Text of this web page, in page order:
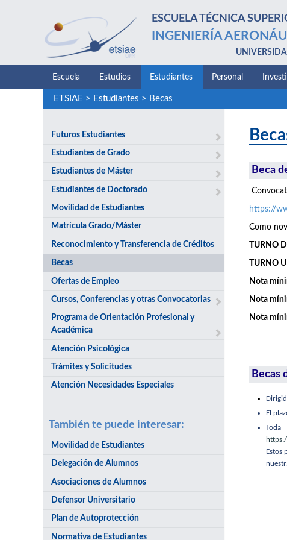
ESCUELA TÉCNICA
INGENIERÍA
Escuela Estudios Estudiantes Personal
ETSIAE > Estudiantes > Becas
Futuros Estudiantes
Estudiantes de Grado
Estudiantes de Máster
Estudiantes de Doctorado
Movilidad de Estudiantes
Matrícula Grado/Máster
Reconocimiento y Transferencia de Créditos
Becas
Ofertas de Empleo
Cursos, Conferencias y otras Convocatorias
Programa de Orientación Profesional y
Académica
Atención Psicológica
Trámites y Solicitudes
Atención Necesidades Especiales
También te puede interesar:
Movilidad de Estudiantes
Delegación de Alumnos
Asociaciones de Alumnos
Defensor Universitario
Plan de Autoprotección
Normativa de Estudiantes
Beca
https://
Como
TURNO
TURNO
Nota
Nota
Nota
Becas
El
Estos